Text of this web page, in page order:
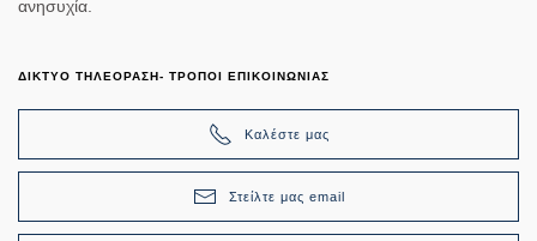
ανησυχία.
ΔΙΚΤΥΟ ΤΗΛΕΟΡΑΣΗ- ΤΡΟΠΟΙ ΕΠΙΚΟΙΝΩΝΙΑΣ
Καλέστε μας
Στείλτε μας email